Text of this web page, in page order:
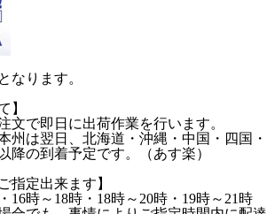
なります。
】
文で即日に出荷作業を行います。
州は翌日、北海道・沖縄・中国・四国・
降の到着予定です。（あす楽）
指定出来ます】
16時～18時・18時～20時・19時～21時